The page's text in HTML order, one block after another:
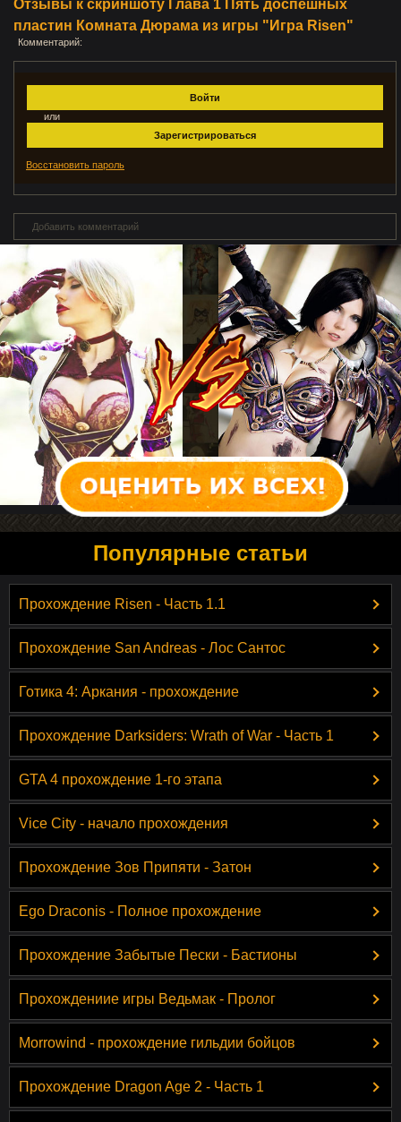
Отзывы к скриншоту Глава 1 Пять доспешных
пластин Комната Дюрама из игры "Игра Risen"
Комментарий:
Войти
или
Зарегистрироваться
Восстановить пароль
Добавить комментарий
Популярные статьи
Прохождение Risen - Часть 1.1
Прохождение San Andreas - Лос Сантос
Готика 4: Аркания - прохождение
Прохождение Darksiders: Wrath of War - Часть 1
GTA 4 прохождение 1-го этапа
Vice City - начало прохождения
Прохождение Зов Припяти - Затон
Ego Draconis - Полное прохождение
Прохождение Забытые Пески - Бастионы
Прохождениие игры Ведьмак - Пролог
Morrowind - прохождение гильдии бойцов
Прохождение Dragon Age 2 - Часть 1